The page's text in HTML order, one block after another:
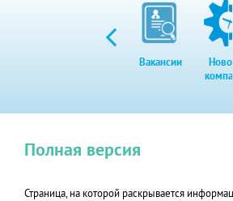
Вакансии
Страница, на которой раскрывается
Полная версия